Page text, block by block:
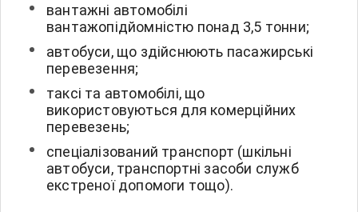
вантажні автомобілі
вантажопідйомністю понад 3,5 тонни;
автобуси, що здійснюють пасажирські
перевезення;
таксі та автомобілі, що
використовуються для комерційних
перевезень;
спеціалізований транспорт (шкільні
автобуси, транспортні засоби служб
екстреної допомоги тощо).